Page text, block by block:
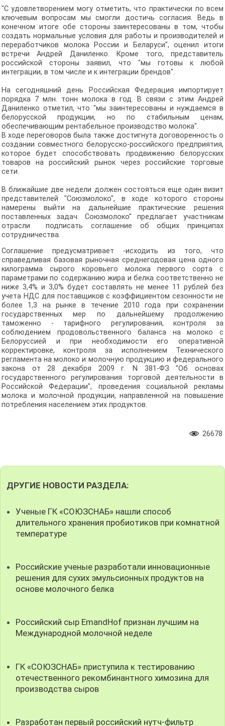
"С удовлетворением могу отметить, что практически по всем
ключевым вопросам мы смогли достичь согласия. Ведь в
конечном итоге обе стороны заинтересованы в том, чтобы
создать нормальные условия для работы и производителей и
переработчиков молока России и Беларуси", оценил итоги
встречи Андрей Даниленко. Кроме того, представитель
российской стороны заявил, что "мы готовы к любой
интеграции, в том числе и к интеграции брендов".
На сегодняшний день Российская Федерация импортирует
порядка 7 млн. тонн молока в год. В связи с этим Андрей
Даниленко отметил, что "мы заинтересованы и нуждаемся в
белорусской продукции, но по стабильным ценам,
обеспечивающим рентабельное производство молока".
В ходе переговоров была также достигнута договоренность о
создании совместного белорусско-российского предприятия,
которое будет способствовать продвижению белорусских
товаров на российский рынок через российские торговые
сети.
В ближайшие две недели должен состояться еще один визит
представителей "Союзмолоко", в ходе которого стороны
намерены выйти на дальнейшие практические решения
поставленных задач. Союзмолоко" предлагает участникам
отрасли подписать соглашение об общих принципах
сотрудничества.
Соглашение предусматривает -исходить из того, что
справедливая базовая рыночная среднегодовая цена одного
килограмма сырого коровьего молока первого сорта с
параметрами по содержанию жира и белка соответственно не
ниже 3,4% и 3,0% будет составлять не менее 11 рублей без
учета НДС для поставщиков с коэффициентом сезонности не
более 1,3 на рынке в течение 2010 года при сохранении
государственных мер по дальнейшему продолжению
таможенно - тарифного регулирования, контроля за
соблюдением продовольственного баланса на молоко с
Белоруссией и при необходимости его оперативной
корректировке, контроля за исполнением Технического
регламента на молоко и молочную продукцию и федерального
закона от 28 декабря 2009 г. N 381-ФЗ "Об основах
государственного регулирования торговой деятельности в
Российской Федерации", проведения социальной рекламы
молока и молочной продукции, направленной на повышение
потребления населением этих продуктов.
26678
ДРУГИЕ НОВОСТИ РАЗДЕЛА:
Ученые ГК «СОЮЗСНАБ» нашли способ
длительного хранения пробиотиков при комнатной
температуре
Российские ученые разработали инновационные
решения для сухих эмульсионных продуктов на
основе молочного белка
Российский сыр EmandHof признан лучшим на
Международной молочной неделе
ГК «СОЮЗСНАБ» приступила к тестированию
отечественного рекомбинантного химозина для
производства сыров
Разработан первый российский нутч-фильтр